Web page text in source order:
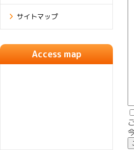
サイトマップ
Access map